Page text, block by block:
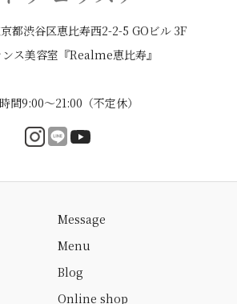
都渋谷区恵比寿西2-2-5 GOビル 3F
ンス美容室『Realme恵比寿』
間9:00〜21:00（不定休）
Message
Menu
Blog
Online shop